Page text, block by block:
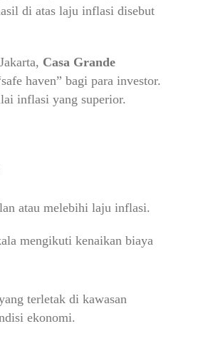
di atas laju inflasi disebut
Casa Grande
haven” bagi para investor.
inflasi yang superior.
atau melebihi laju inflasi.
mengikuti kenaikan biaya
terletak di kawasan
ekonomi.